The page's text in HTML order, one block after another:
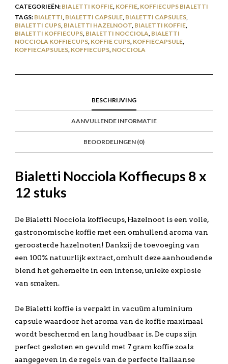
CATEGORIEËN: BIALETTI KOFFIE, KOFFIE, KOFFIECUPS BIALETTI
TAGS: BIALETTI, BIALETTI CAPSULE, BIALETTI CAPSULES,
BIALETTI CUPS, BIALETTI HAZELNOOT, BIALETTI KOFFIE,
BIALETTI KOFFIECUPS, BIALETTI NOCCIOLA, BIALETTI
NOCCIOLA KOFFIECUPS, KOFFIE CUPS, KOFFIECAPSULE,
KOFFIECAPSULES, KOFFIECUPS, NOCCIOLA
BESCHRIJVING
AANVULLENDE INFORMATIE
BEOORDELINGEN (0)
Bialetti Nocciola Koffiecups 8 x
12 stuks
De Bialetti Nocciola koffiecups, Hazelnoot is een volle,
gastronomische koffie met een omhullend aroma van
geroosterde hazelnoten! Dankzij de toevoeging van
een 100% natuurlijk extract, omhult deze aanhoudende
blend het gehemelte in een intense, unieke explosie
van smaken.
De Bialetti koffie is verpakt in vacuüm aluminium
capsule waardoor het aroma van de koffie maximaal
wordt beschermd en lang houdbaar is. De cups zijn
perfect gesloten en gevuld met 7 gram koffie zoals
aangegeven in de regels van de perfecte Italiaanse